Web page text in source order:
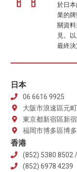
於日
業的
關資
見。
最終決
日本
06 6616 9925
大阪市浪速區元
東京都新宿區新
福岡市博多區博
香港
(852) 5380 8502
(852) 6978 4239